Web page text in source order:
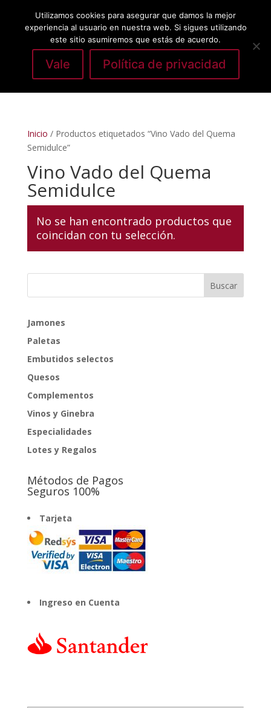
Seleccionar página
Inicio / Productos etiquetados “Vino Vado del Quema
Semidulce”
Vino Vado del Quema
Semidulce
No se han encontrado productos que
coincidan con tu selección.
Jamones
Paletas
Embutidos selectos
Quesos
Complementos
Vinos y Ginebra
Especialidades
Lotes y Regalos
Métodos de Pagos
Seguros 100%
Tarjeta
Ingreso en Cuenta
Utilizamos cookies para asegurar que damos la mejor
experiencia al usuario en nuestra web. Si sigues utilizando
este sitio asumiremos que estás de acuerdo.
Vale Política de privacidad